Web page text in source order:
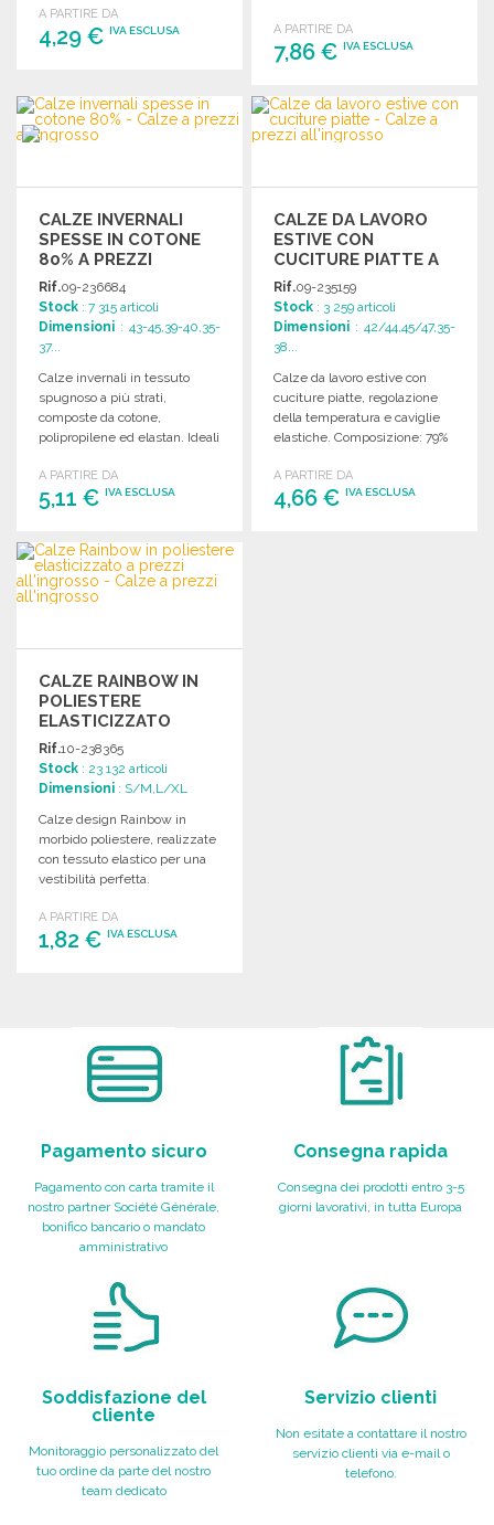
A PARTIRE DA
4,29 € IVA ESCLUSA
Richiedi un preventivo
fisica.
A PARTIRE DA
7,86 €IVA ESCLUSA
ORDINARE
Richiedi un preventivo
CALZE INVERNALI
SPESSE IN COTONE
80% A PREZZI
ALL'INGROSSO
Rif.09-236684
Stock : 7 315 articoli
Dimensioni : 43-45,39-40,35-
37...
Calze invernali in tessuto
spugnoso a più strati,
composte da cotone,
polipropilene ed elastan. Ideali
A PARTIRE DA
5,11 € IVA ESCLUSA
ORDINARE
Richiedi un preventivo
CALZE DA LAVORO
ESTIVE CON
CUCITURE PIATTE A
PREZZI
ALL'INGROSSO
Rif.09-235159
Stock : 3 259 articoli
Dimensioni : 42/44,45/47,35-
38...
Calze da lavoro estive con
cuciture piatte, regolazione
della temperatura e caviglie
elastiche. Composizione: 79%
polypropylène, 2% elastan.
A PARTIRE DA
4,66 €IVA ESCLUSA
CALZE RAINBOW IN
POLIESTERE
ELASTICIZZATO
Rif.10-238365
Stock : 23 132 articoli
Dimensioni : S/M,L/XL
Calze design Rainbow in
morbido poliestere, realizzate
con tessuto elastico per una
vestibilità perfetta.
A PARTIRE DA
1,82 € IVA ESCLUSA
Pagamento sicuro
Pagamento con carta tramite il
nostro partner Société Générale,
bonifico bancario o mandato
amministrativo
Consegna rapida
Consegna dei prodotti entro 3-5
giorni lavorativi, in tutta Europa
Soddisfazione del
cliente
Monitoraggio personalizzato del
tuo ordine da parte del nostro
team dedicato
Servizio clienti
Non esitate a contattare il nostro
servizio clienti via e-mail o
telefono.